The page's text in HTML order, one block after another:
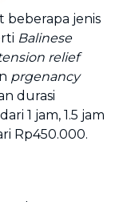
jenis
Balinese
relief
prgenancy
durasi
1 jam, 1.5 jam
Rp450.000.